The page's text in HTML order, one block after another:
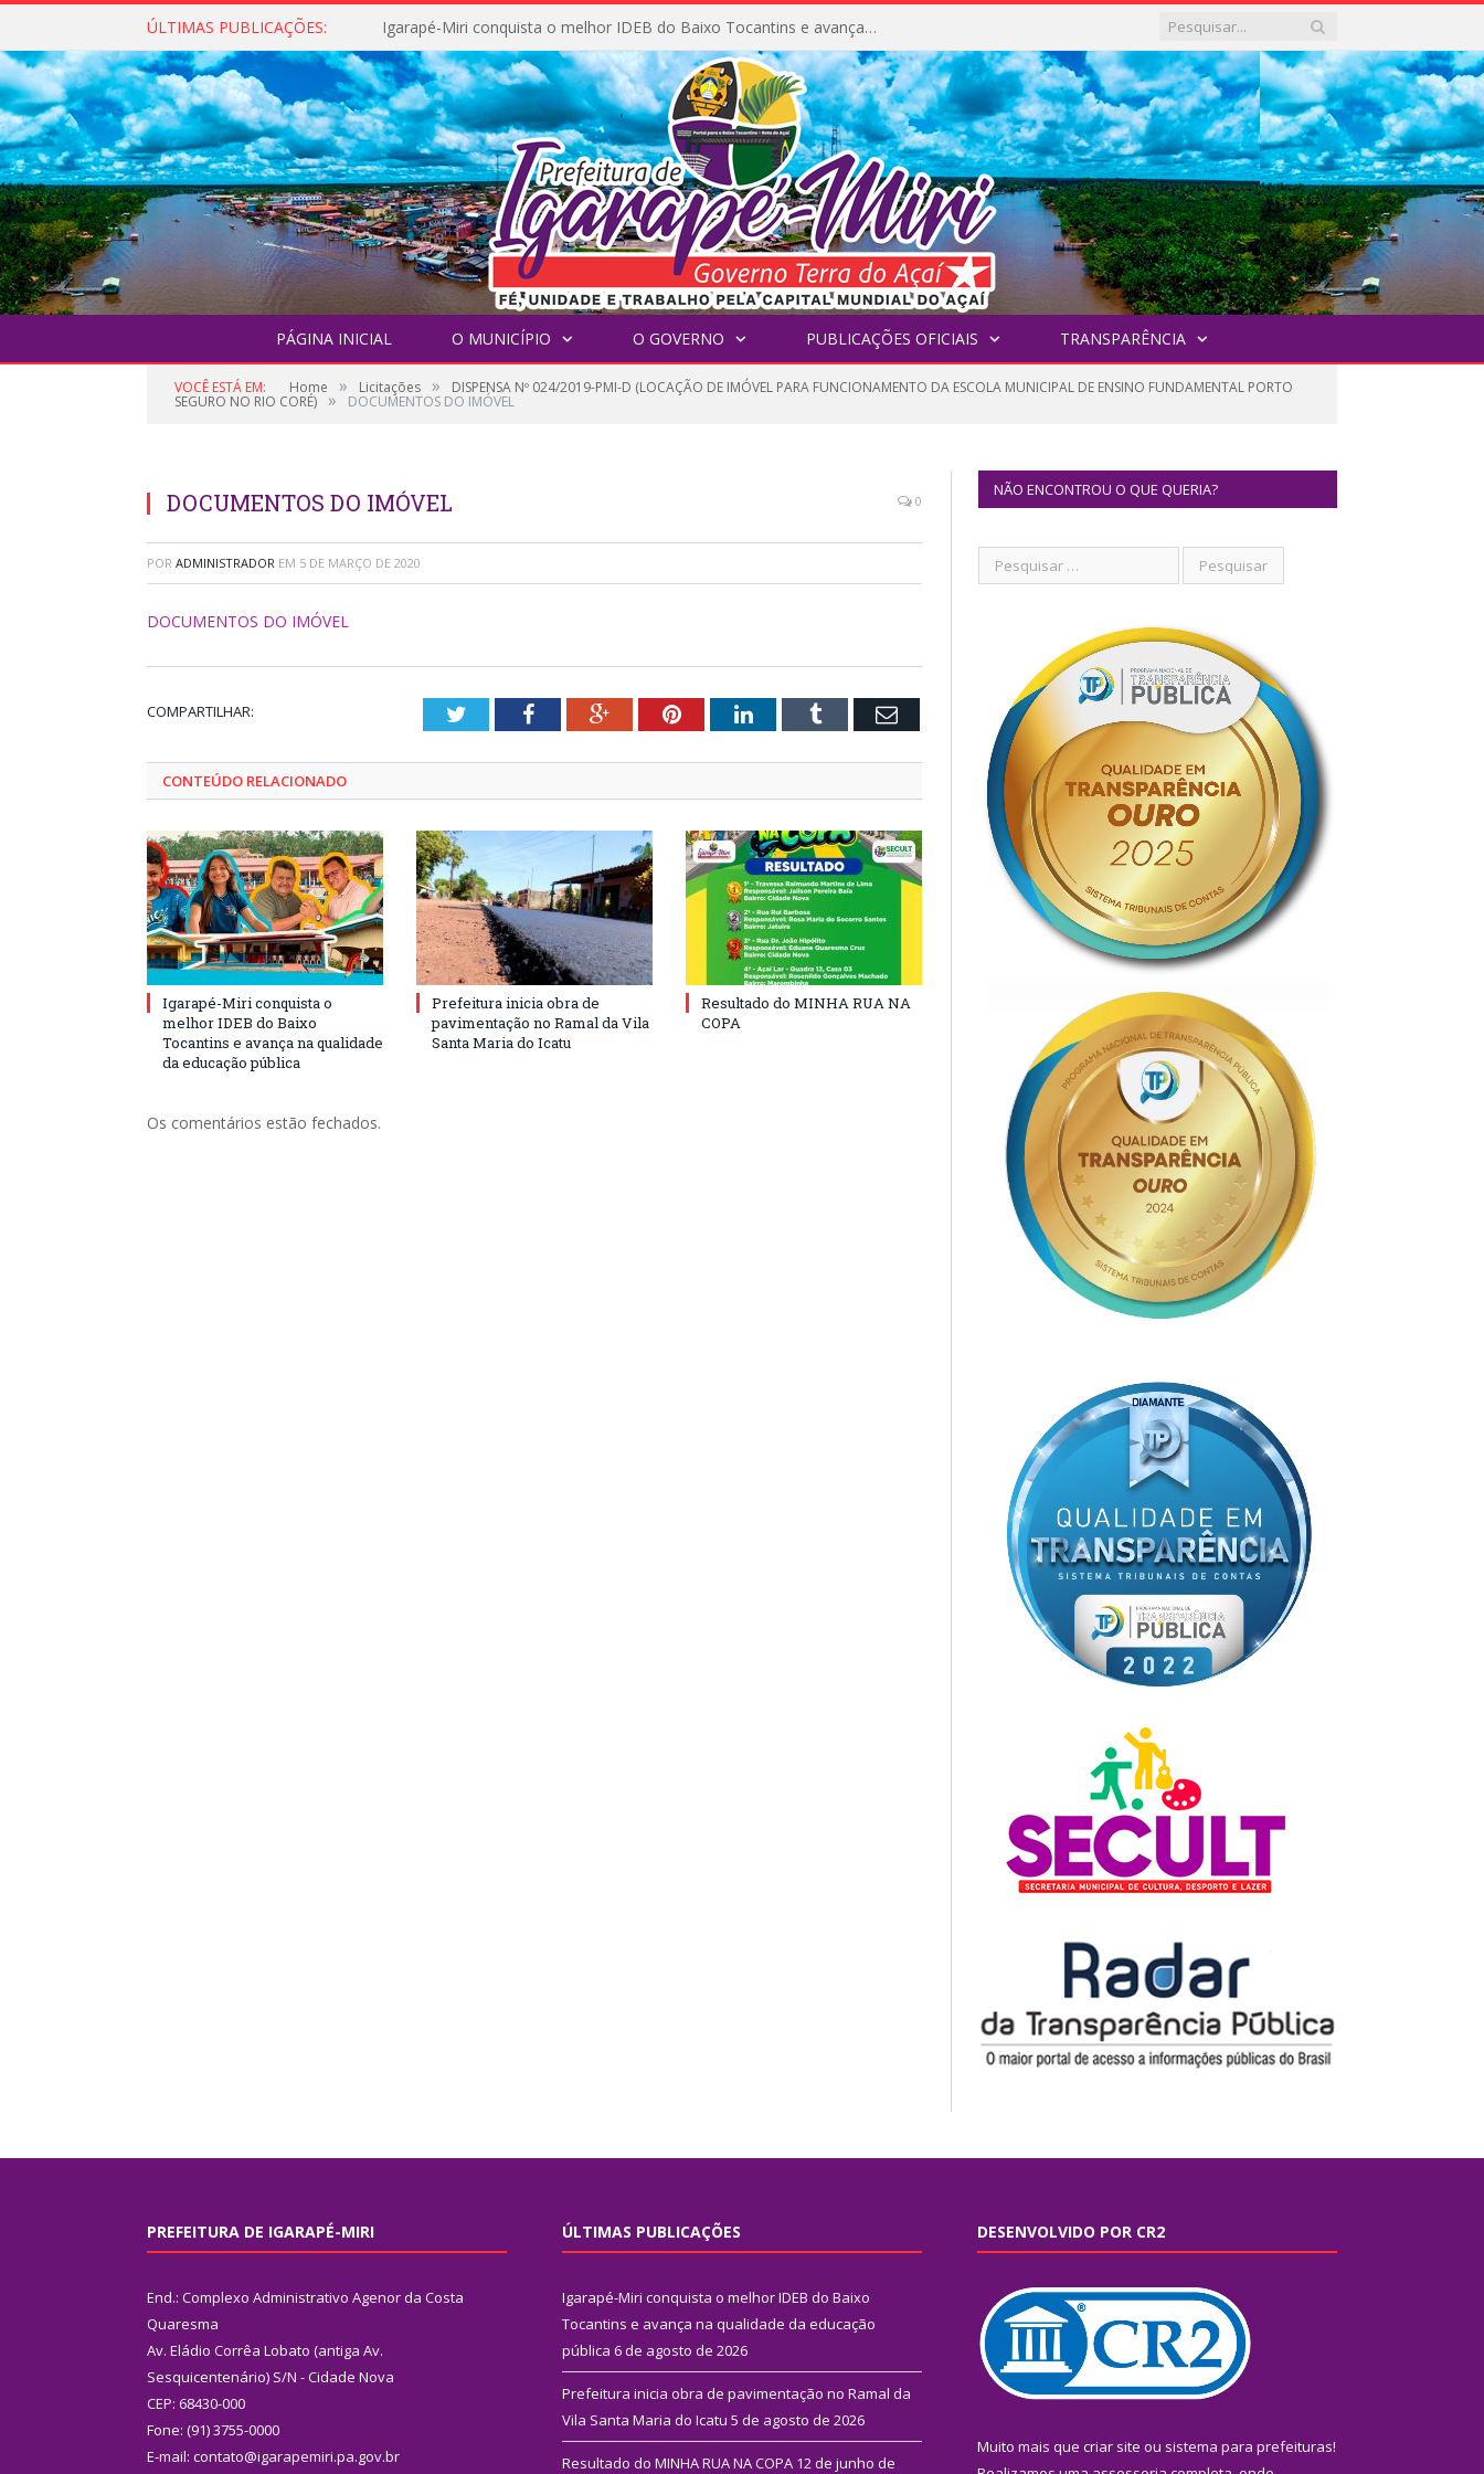
ÚLTIMAS PUBLICAÇÕES: Igarapé-Miri conquista o melhor IDEB do Baixo Tocantins e avança na qualidade da educação pública
PÁGINA INICIAL O MUNICÍPIO O GOVERNO PUBLICAÇÕES OFICIAIS TRANSPARÊNCIA
VOCÊ ESTÁ EM: Home » Licitações » DISPENSA Nº 024/2019-PMI-D (LOCAÇÃO DE IMÓVEL PARA FUNCIONAMENTO DA ESCOLA MUNICIPAL DE ENSINO FUNDAMENTAL PORTO
SEGURO NO RIO CORÉ) » DOCUMENTOS DO IMÓVEL
DOCUMENTOS DO IMÓVEL 0
POR ADMINISTRADOR EM 5 DE MARÇO DE 2020
DOCUMENTOS DO IMÓVEL
COMPARTILHAR: TwitterFacebookGoogle+PinterestLinkedInTumblr Email
CONTEÚDO RELACIONADO
Igarapé-Miri conquista o
melhor IDEB do Baixo
Tocantins e avança na qualidade
da educação pública
Prefeitura inicia obra de
pavimentação no Ramal da Vila
Santa Maria do Icatu
Resultado do MINHA RUA NA
COPA
Os comentários estão fechados.
NÃO ENCONTROU O QUE QUERIA?
PREFEITURA DE IGARAPÉ-MIRI
End.: Complexo Administrativo Agenor da Costa
Quaresma
Av. Eládio Corrêa Lobato (antiga Av.
Sesquicentenário) S/N - Cidade Nova
CEP: 68430-000
Fone: (91) 3755-0000
E-mail: contato@igarapemiri.pa.gov.br
ÚLTIMAS PUBLICAÇÕES
Igarapé-Miri conquista o melhor IDEB do Baixo
Tocantins e avança na qualidade da educação
pública 6 de agosto de 2026
Prefeitura inicia obra de pavimentação no Ramal da
Vila Santa Maria do Icatu 5 de agosto de 2026
Resultado do MINHA RUA NA COPA 12 de junho de
DESENVOLVIDO POR CR2
Muito mais que criar site ou sistema para prefeituras!